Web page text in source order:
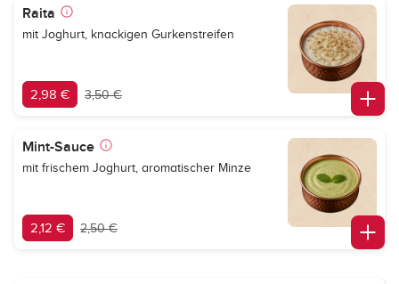
Raita
mit Joghurt, knackigen Gurkenstreifen
2,98 € 3,50 €
Mint-Sauce
mit frischem Joghurt, aromatischer Minze
2,12 € 2,50 €